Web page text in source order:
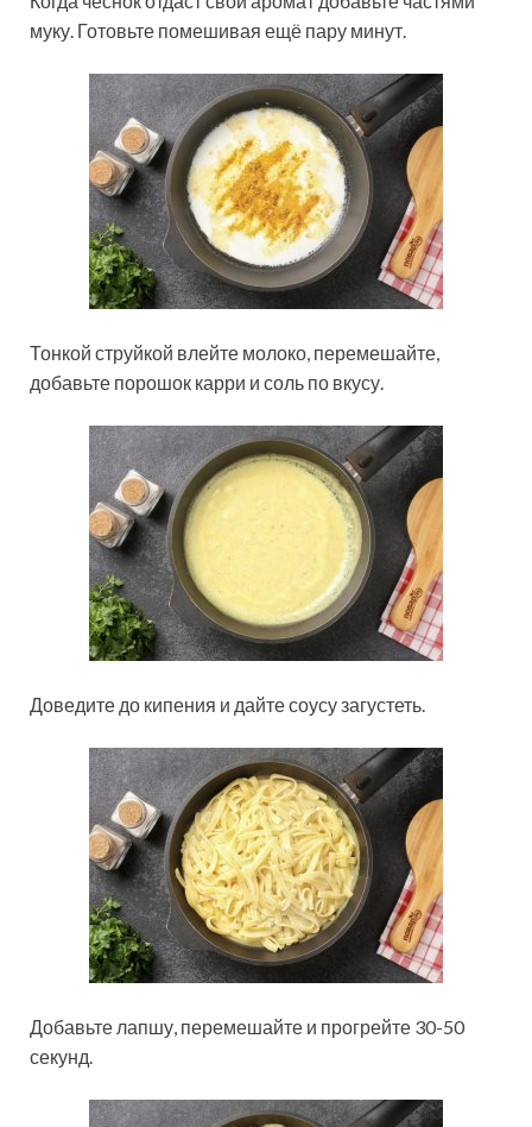
муку. Готовьте помешивая ещё пару минут.
Тонкой струйкой влейте молоко, перемешайте,
добавьте порошок карри и соль по вкусу.
Доведите до кипения и дайте соусу загустеть.
Добавьте лапшу, перемешайте и прогрейте 30-50
секунд.